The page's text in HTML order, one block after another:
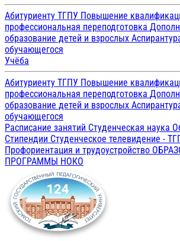
Абитуриенту ТГПУ Повышение
профессиональная переподготовка
образование детей и взрослых
обучающегося
Учёба
Абитуриенту ТГПУ Повышение
профессиональная переподготовка
образование детей и взрослых
обучающегося
Расписание занятий Студенческая наука
Стипендии Студенческое телевидение -
Профориентация и трудоустройство
ПРОГРАММЫ НОКО